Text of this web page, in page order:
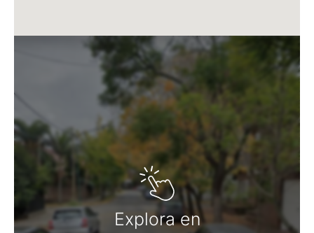
Martillero Maximiliano Miguel D'Aria
Matrícula CMCPSI N° 6886
Av. Libertador 4189 - La Lucila - Prov. de Bs. As.
Matrícula CUCICBA N° 8264
Av. Juramento 1775 - Belgrano - CABA
Explora en